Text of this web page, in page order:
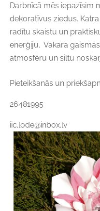
Darbnīcā mēs iepazīsim
dekoratīvus ziedus.
radītu skaistu un
enerģiju. Vakara
atmosfēru un siltu
Pieteikšanās un
26481995
iic.lode@inbox.lv